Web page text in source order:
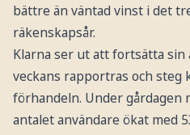
bättre än väntad vinst i det
räkenskapsår.
Klarna ser ut att fortsätta
veckans rapportras och steg
förhandeln. Under gårdagen
antalet användare ökat med